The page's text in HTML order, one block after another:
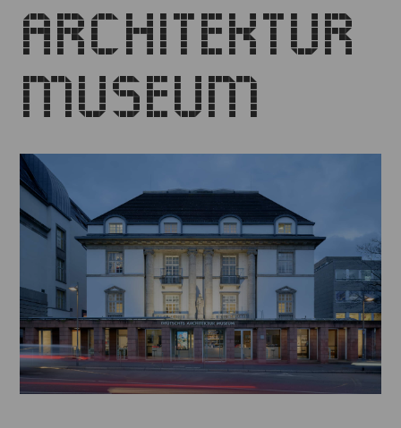
Architektur
museum